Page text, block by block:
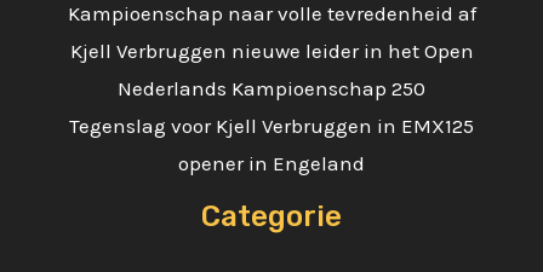
Kampioenschap naar volle tevredenheid af
Kjell Verbruggen nieuwe leider in het Open
Nederlands Kampioenschap 250
Tegenslag voor Kjell Verbruggen in EMX125
opener in Engeland
Categorie